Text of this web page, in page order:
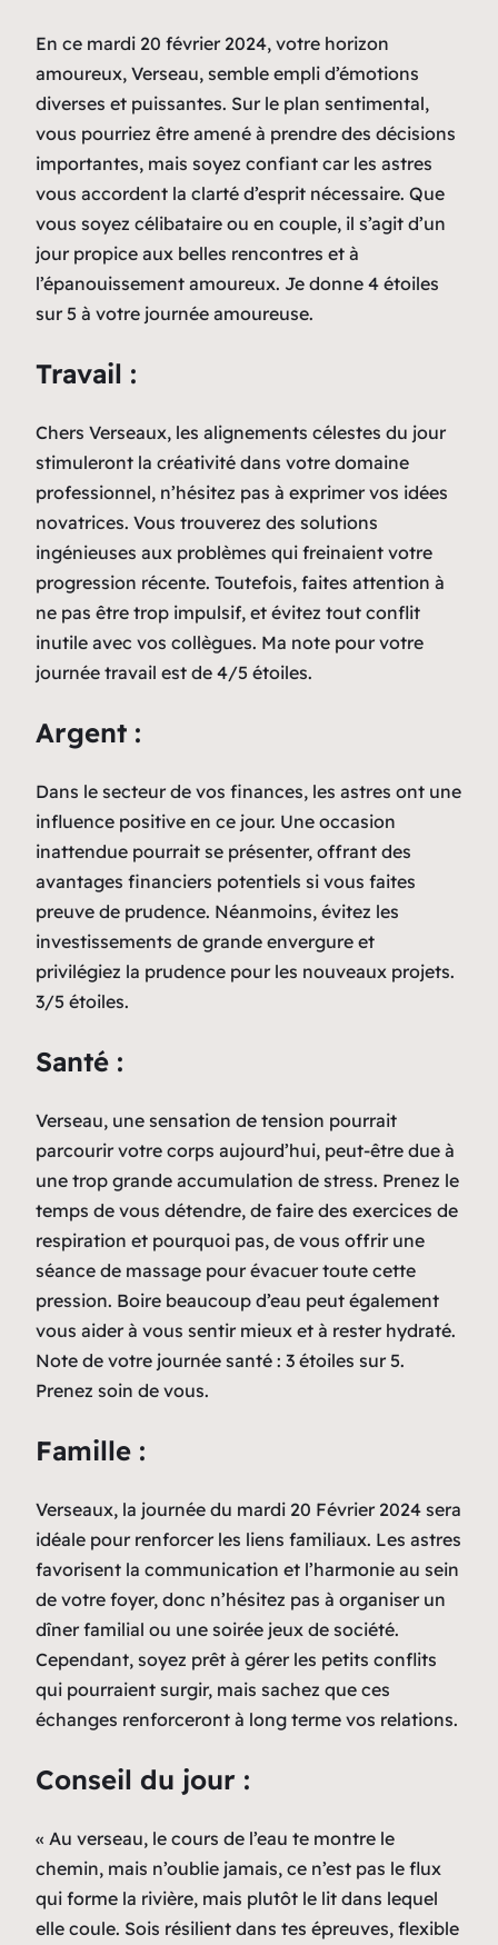
En ce mardi 20 février 2024, votre horizon
amoureux, Verseau, semble empli d’émotions
diverses et puissantes. Sur le plan sentimental,
vous pourriez être amené à prendre des décisions
importantes, mais soyez confiant car les astres
vous accordent la clarté d’esprit nécessaire. Que
vous soyez célibataire ou en couple, il s’agit d’un
jour propice aux belles rencontres et à
l’épanouissement amoureux. Je donne 4 étoiles
sur 5 à votre journée amoureuse.
Travail :
Chers Verseaux, les alignements célestes du jour
stimuleront la créativité dans votre domaine
professionnel, n’hésitez pas à exprimer vos idées
novatrices. Vous trouverez des solutions
ingénieuses aux problèmes qui freinaient votre
progression récente. Toutefois, faites attention à
ne pas être trop impulsif, et évitez tout conflit
inutile avec vos collègues. Ma note pour votre
journée travail est de 4/5 étoiles.
Argent :
Dans le secteur de vos finances, les astres ont une
influence positive en ce jour. Une occasion
inattendue pourrait se présenter, offrant des
avantages financiers potentiels si vous faites
preuve de prudence. Néanmoins, évitez les
investissements de grande envergure et
privilégiez la prudence pour les nouveaux projets.
3/5 étoiles.
Santé :
Verseau, une sensation de tension pourrait
parcourir votre corps aujourd’hui, peut-être due à
une trop grande accumulation de stress. Prenez le
temps de vous détendre, de faire des exercices de
respiration et pourquoi pas, de vous offrir une
séance de massage pour évacuer toute cette
pression. Boire beaucoup d’eau peut également
vous aider à vous sentir mieux et à rester hydraté.
Note de votre journée santé : 3 étoiles sur 5.
Prenez soin de vous.
Famille :
Verseaux, la journée du mardi 20 Février 2024 sera
idéale pour renforcer les liens familiaux. Les astres
favorisent la communication et l’harmonie au sein
de votre foyer, donc n’hésitez pas à organiser un
dîner familial ou une soirée jeux de société.
Cependant, soyez prêt à gérer les petits conflits
qui pourraient surgir, mais sachez que ces
échanges renforceront à long terme vos relations.
Conseil du jour :
« Au verseau, le cours de l’eau te montre le
chemin, mais n’oublie jamais, ce n’est pas le flux
qui forme la rivière, mais plutôt le lit dans lequel
elle coule. Sois résilient dans tes épreuves, flexible